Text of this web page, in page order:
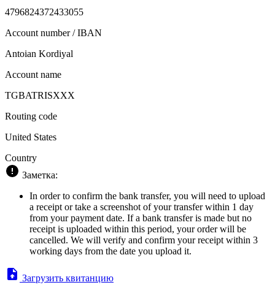
4796824372433055
Account number / IBAN
Antoian Kordiyal
Account name
TGBATRISXXX
Routing code
United States
Country
Заметка:
In order to confirm the bank transfer, you will need to upload
a receipt or take a screenshot of your transfer within 1 day
from your payment date. If a bank transfer is made but no
receipt is uploaded within this period, your order will be
cancelled. We will verify and confirm your receipt within 3
working days from the date you upload it.
Загрузить квитанцию